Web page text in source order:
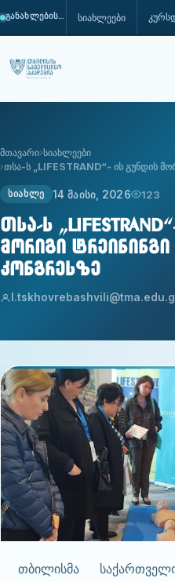
განახლების პროცესშია სიახლეები
მთავარი სიახლეები
თსა-ს „LIFESTRAND“- ის გუნდის
ᲡᲘᲐᲮᲚᲔ 14 მაისი, 2026 123
თსა-ს
მორიგი ტრეინინგი
კონგრესზე
თბილისმა